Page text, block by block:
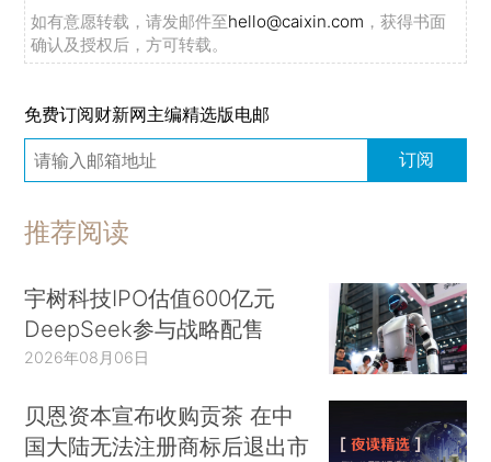
如有意愿转载，请发邮件至hello@caixin.com ，获得书面
确认及授权后，方可转载。
免费订阅财新网主编精选版电邮
订阅
推荐阅读
宇树科技IPO估值600亿元
DeepSeek参与战略配售
2026年08月06日
贝恩资本宣布收购贡茶 在中
国大陆无法注册商标后退出市